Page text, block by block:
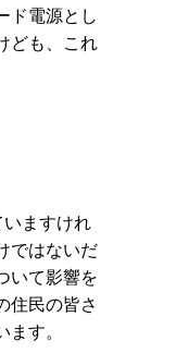
ド電源とし
ども、これ
ますけれ
ではないだ
いて影響を
住民の皆さ
す。